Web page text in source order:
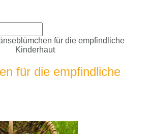
für die empfindliche
Kinderhaut
für die empfindliche